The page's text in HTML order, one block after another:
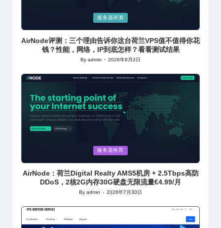
服务器评测
AirNode评测：三个理由告诉你这台荷兰VPS值不值得你花
钱？性能，网络，IP到底怎样？看看测试结果
Posted
Byadmin 2026年8月2日
服务器推荐
AirNode：荷兰Digital Realty AMS5机房 + 2.5Tbps高防
DDoS，2核2G内存30G硬盘无限流量€4.99/月
Posted
Byadmin 2026年7月30日